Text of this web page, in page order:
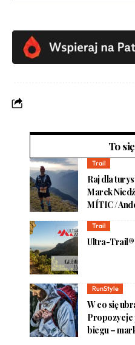
To
Trail
Raj dla
Marek
MÍTIC /
Trail
Ultra-Trail®
RunStyle
W co się
Propozycje
biegu –